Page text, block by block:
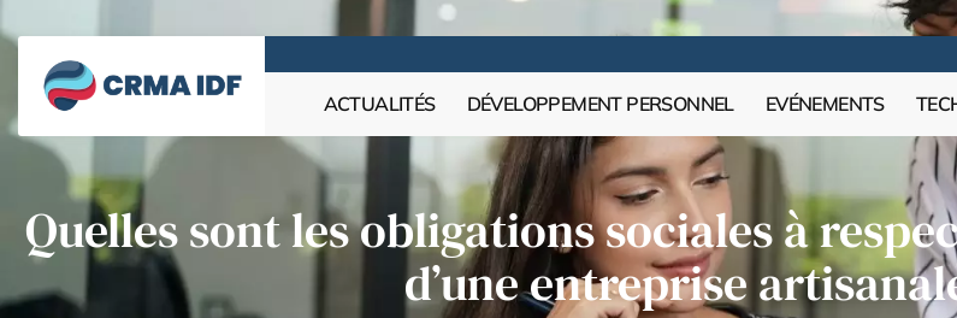
ACTUALITÉS DÉVELOPPEMENT PERSONNEL EVÉNEMENTS
Quelles sont les obligations sociales à
d’une entreprise